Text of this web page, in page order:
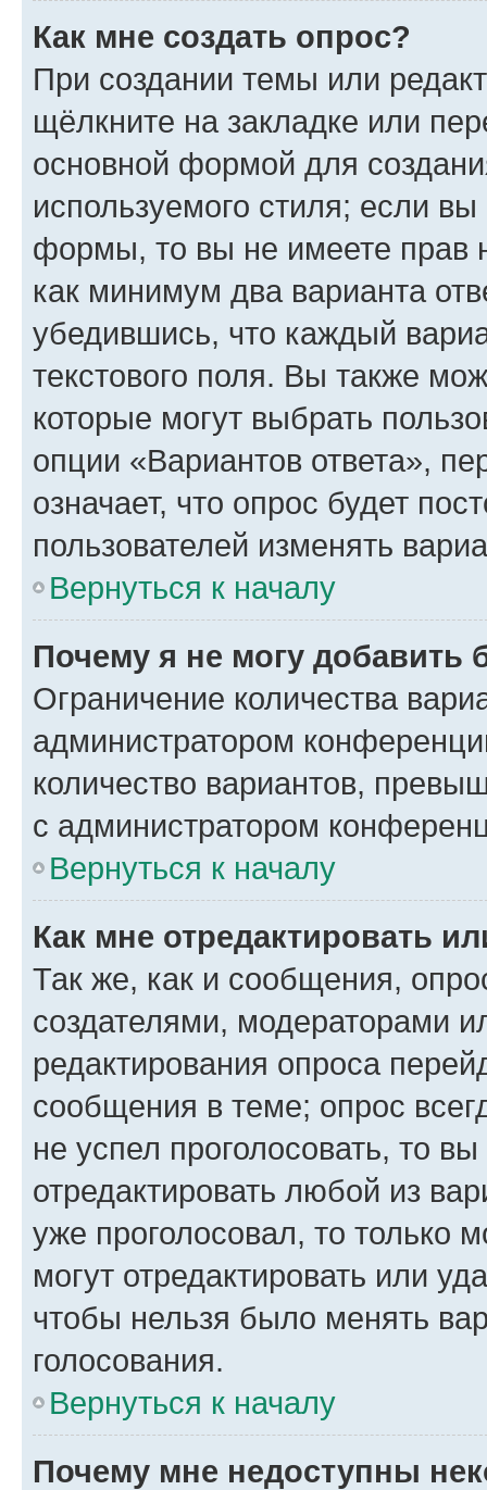
Как мне создать опрос?
При создании темы или
щёлкните на закладке или
основной формой для
используемого стиля; если
формы, то вы не имеете прав
как минимум два варианта
убедившись, что каждый
текстового поля. Вы также
которые могут выбрать
опции «Вариантов ответа»,
означает, что опрос будет
пользователей изменять
Вернуться к началу
Почему я не могу добавить
Ограничение количества
администратором
количество вариантов,
с администратором
Вернуться к началу
Как мне отредактировать
Так же, как и сообщения,
создателями, модераторами
редактирования опроса
сообщения в теме; опрос
не успел проголосовать, то
отредактировать любой из
уже проголосовал, то только
могут отредактировать или
чтобы нельзя было менять
голосования.
Вернуться к началу
Почему мне недоступны